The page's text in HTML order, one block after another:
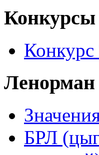
Конкурсы
Ленорман
БРЛ